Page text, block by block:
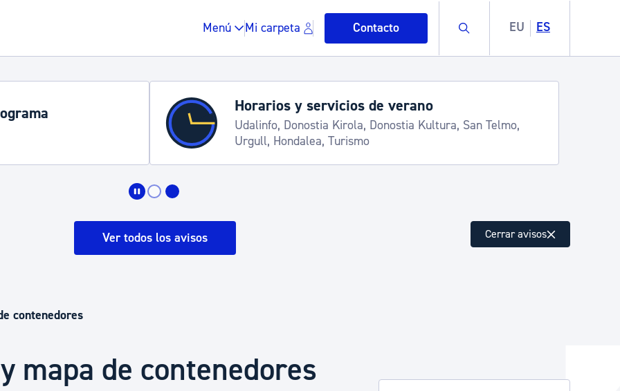
Menú Mi carpeta Contacto Buscar EU ES
Impuestos y multas
Espacio público, residuos y medioambiente
Desarrollo económico y empleo
Horarios y servicios de verano
Udalinfo, Donostia Kirola, Donostia Kultura, San Telmo,
Urgull, Hondalea, Turismo
Ver todos los avisos Cerrar avisos
contenedores
mapa de contenedores